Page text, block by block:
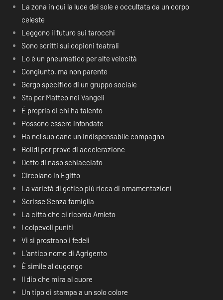
La zona in cui la luce del sole e occultata da un corpo
celeste
Leggono il futuro sui tarocchi
Sono scritti sui copioni teatrali
Lo è un pneumatico per alte velocità
Congiunto, ma non parente
Gergo specifico di un gruppo sociale
Sta per Matteo nei Vangeli
É propria di chi ha talento
Possono essere infondate
Ha nel suo cane un indispensabile compagno
Bolidi per prove di accelerazione
Detto di naso schiacciato
Circolano in Egitto
La varietà di gotico più ricca di ornamentazioni
Scrisse Senza famiglia
La città che ci ricorda Amleto
I colpevoli puniti
Vi si prostrano i fedeli
L’antico nome di Agrigento
È simile al dugongo
Il dio che mira al cuore
Un tipo di stampa a un solo colore